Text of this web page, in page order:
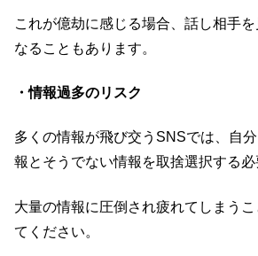
これが億劫に感じる場合、話し相手を
なることもあります。
・情報過多のリスク
多くの情報が飛び交うSNSでは、自
報とそうでない情報を取捨選択する必
大量の情報に圧倒され疲れてしまう
てください。